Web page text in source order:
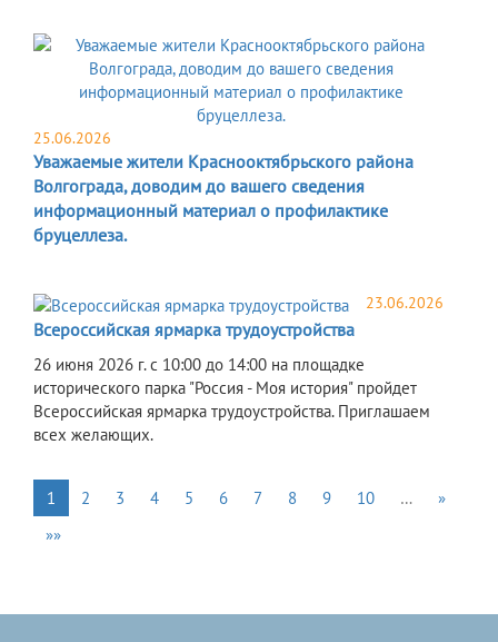
25.06.2026
Уважаемые жители Краснооктябрьского района
Волгограда, доводим до вашего сведения
информационный материал о профилактике
бруцеллеза.
23.06.2026
Всероссийская ярмарка трудоустройства
26 июня 2026 г. с 10:00 до 14:00 на площадке
исторического парка "Россия - Моя история" пройдет
Всероссийская ярмарка трудоустройства. Приглашаем
всех желающих.
1 2 3 4 5 6 7 8 9 10 …
»
»»